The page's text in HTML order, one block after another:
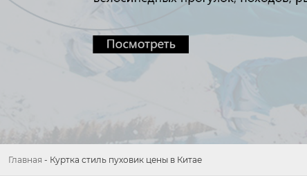
Главная - Куртка стиль пуховик цены в Китае